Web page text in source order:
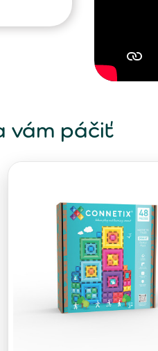
vám páčiť